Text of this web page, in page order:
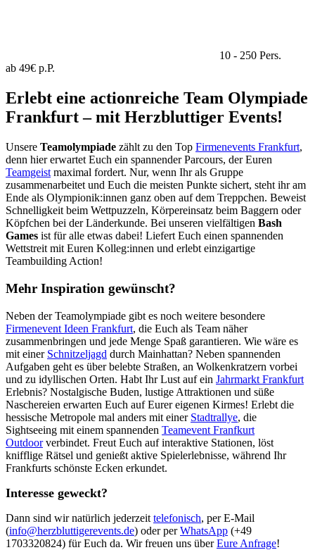
10 - 250 Pers.
ab 49€ p.P.
Erlebt eine actionreiche Team Olympiade
Frankfurt – mit Herzbluttiger Events!
Unsere Teamolympiade zählt zu den Top Firmenevents Frankfurt,
denn hier erwartet Euch ein spannender Parcours, der Euren
Teamgeist maximal fordert. Nur, wenn Ihr als Gruppe
zusammenarbeitet und Euch die meisten Punkte sichert, steht ihr am
Ende als Olympionik:innen ganz oben auf dem Treppchen. Beweist
Schnelligkeit beim Wettpuzzeln, Körpereinsatz beim Baggern oder
Köpfchen bei der Länderkunde. Bei unseren vielfältigen Bash
Games ist für alle etwas dabei! Liefert Euch einen spannenden
Wettstreit mit Euren Kolleg:innen und erlebt einzigartige
Teambuilding Action!
Mehr Inspiration gewünscht?
Neben der Teamolympiade gibt es noch weitere besondere
Firmenevent Ideen Frankfurt, die Euch als Team näher
zusammenbringen und jede Menge Spaß garantieren. Wie wäre es
mit einer Schnitzeljagd durch Mainhattan? Neben spannenden
Aufgaben geht es über belebte Straßen, an Wolkenkratzern vorbei
und zu idyllischen Orten. Habt Ihr Lust auf ein Jahrmarkt Frankfurt
Erlebnis? Nostalgische Buden, lustige Attraktionen und süße
Naschereien erwarten Euch auf Eurer eigenen Kirmes! Erlebt die
hessische Metropole mal anders mit einer Stadtrallye, die
Sightseeing mit einem spannenden Teamevent Franfkurt
Outdoorverbindet. Freut Euch auf interaktive Stationen, löst
knifflige Rätsel und genießt aktive Spielerlebnisse, während Ihr
Frankfurts schönste Ecken erkundet.
Interesse geweckt?
Dann sind wir natürlich jederzeit telefonisch, per E-Mail
(info@herzbluttigerevents.de) oder perWhatsApp (+49
1703320824) für Euch da. Wir freuen uns überEure Anfrage!